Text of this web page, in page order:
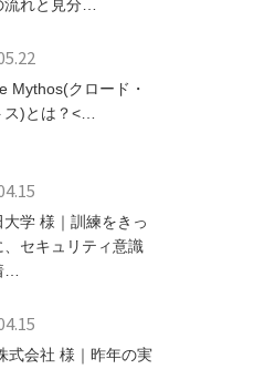
流れと見分…
Mythos(クロード・
ス)とは？<…
大学 様｜訓練をきっ
、セキュリティ意識
…
式会社 様｜昨年の実